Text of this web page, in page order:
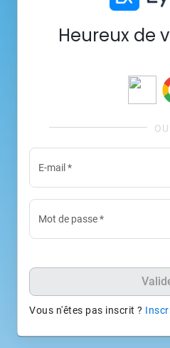
Heureux de
E-mail *
Mot de passe*
Vous n'êtes pas inscrit ?